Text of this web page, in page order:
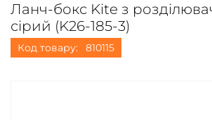
Ланч-бокс Kite з
сірий (K26-185-3)
Код товару: 810115